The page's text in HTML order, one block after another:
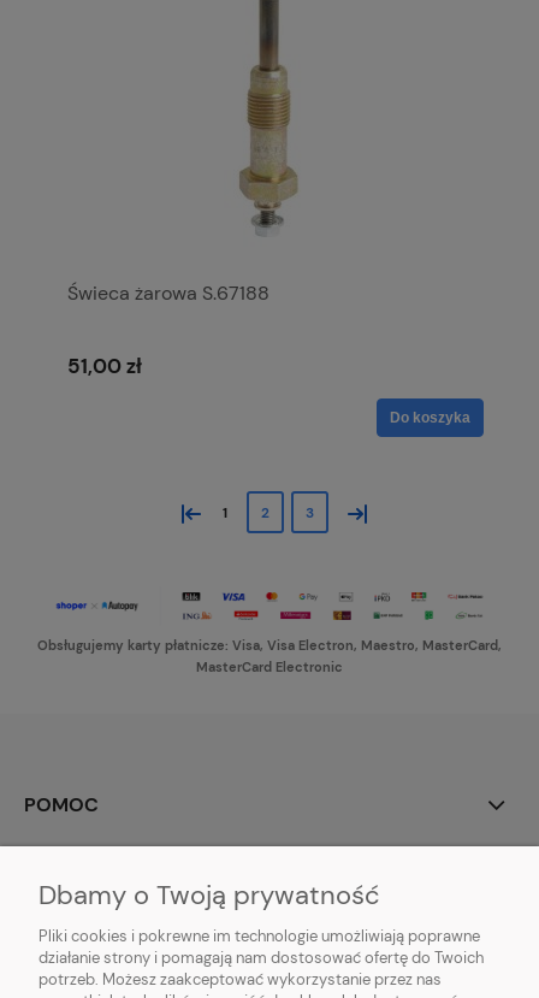
Świeca żarowa S.67188
51,00 zł
Do koszyka
« 1 2 3 »
Obsługujemy karty płatnicze: Visa, Visa Electron, Maestro, MasterCard,
MasterCard Electronic
POMOC
PŁATNOŚCI I DOSTAWA
INFORMACJE
Dbamy o Twoją prywatność
Pliki cookies i pokrewne im technologie umożliwiają poprawne
działanie strony i pomagają nam dostosować ofertę do Twoich
potrzeb. Możesz zaakceptować wykorzystanie przez nas